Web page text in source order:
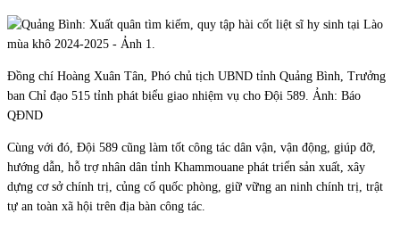
Đồng chí Hoàng Xuân Tân, Phó chủ tịch UBND tỉnh Quảng Bình, Trưởng
ban Chỉ đạo 515 tỉnh phát biểu giao nhiệm vụ cho Đội 589. Ảnh: Báo
QĐND
Cùng với đó, Đội 589 cũng làm tốt công tác dân vận, vận động, giúp đỡ,
hướng dẫn, hỗ trợ nhân dân tỉnh Khammouane phát triển sản xuất, xây
dựng cơ sở chính trị, củng cố quốc phòng, giữ vững an ninh chính trị, trật
tự an toàn xã hội trên địa bàn công tác.